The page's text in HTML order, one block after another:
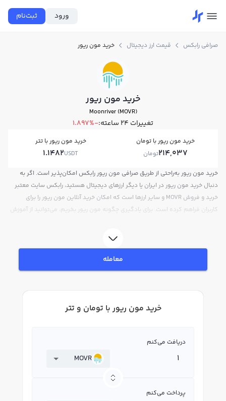
ورود ثبت‌نام
صرافی رابکس قیمت ارز دیجیتال خرید مون ریور
خرید مون ریور
Moonriver (MOVR)
تغییرات ۲۴ ساعته: -1.897%
خرید مون ریور با تومان
214,037تومان
خرید مون ریور با تتر
1.1482USDT
خرید مون ریور به‌راحتی از طریق صرافی مون ریور رابکس امکان‌پذیر است. اگر به
دنبال خرید مون ریور در ایران یا دیگر ارزهای دیجیتال هستید، رابکس سایت معتبر
خرید و فروش MOVR و سایر ارزها است که امکان خرید آنلاین مون ریور را برای
کاربران فراهم کرده است. برای یادگیری چگونه مون ریور بخریم، می‌توانید از آموزش
ریور MOVR بپردازید. در بازار رابکس، قیمت لحظه‌ای، نمودار و امکانات فروش مون
ریور نیز در دسترس شما قرار دارد تا بتوانید تصمیمات بهتری در معاملات خود بگیرید.
معامله
خرید مون ریور با تومان و تتر
دریافت می‌کنم
MOVR
پرداخت می‌کنم